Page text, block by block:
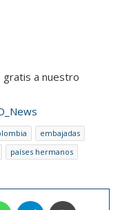
gratis a nuestro
embajadas
países hermanos
WhatsAppTelegram